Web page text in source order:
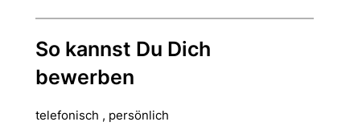
So kannst Du Dich
bewerben
telefonisch , persönlich